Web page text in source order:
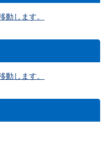
動します。
動します。